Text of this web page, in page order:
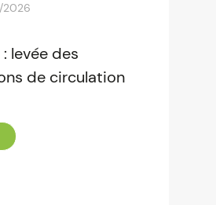
2026
levée des
de circulation